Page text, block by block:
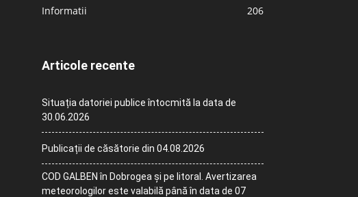
Informatii
206
Articole recente
Situația datoriei publice întocmită la data de
30.06.2026
Publicații de căsătorie din 04.08.2026
COD GALBEN în Dobrogea și pe litoral. Avertizarea
meteorologilor este valabilă până în data de 07